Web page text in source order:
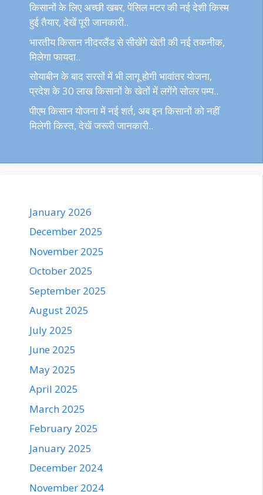
किसानों के लिए अच्छी खबर, पेंसिल मटर की नई देशी किस्म
हुई तैयार, देखें पूरी जानकारी..
भारतीय किसान नीदरलैंड से सीखेंगे खेती की नई तकनीक,
मिलेगा फायदा..
सोयाबीन के बाद सरसों में भी लागू होगी भावांतर योजना,
प्रदेश के 30 लाख किसानों के खेतों में लगेंगे सोलर पम्प..
पीएम किसान योजना में नई शर्त, अब इन किसानों को नहीं
मिलेगी किस्त, देखें जरूरी जानकारी..
January 2026
December 2025
November 2025
October 2025
September 2025
August 2025
July 2025
June 2025
May 2025
April 2025
March 2025
February 2025
January 2025
December 2024
November 2024